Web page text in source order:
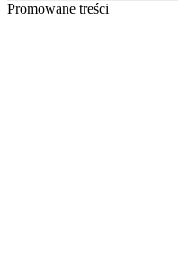
Promowane treści